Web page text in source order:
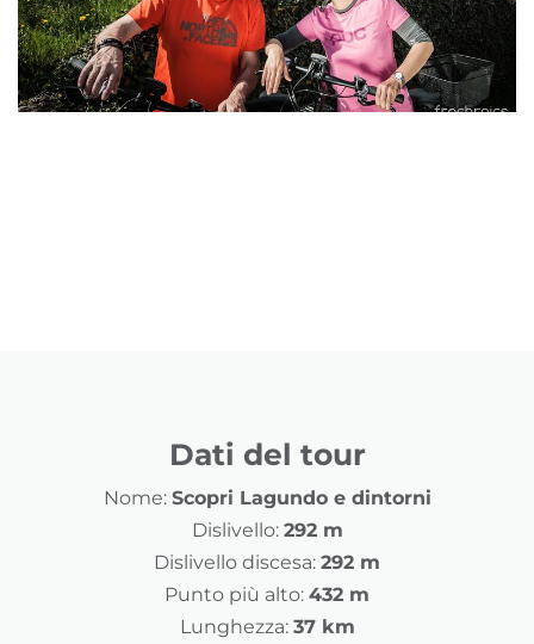
Dati del tour
Nome: Scopri Lagundo e dintorni
Dislivello: 292 m
Dislivello discesa: 292 m
Punto più alto: 432 m
Lunghezza: 37 km